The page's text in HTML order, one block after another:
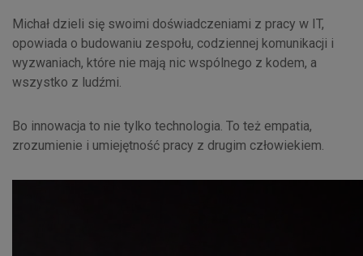
Michał dzieli się swoimi doświadczeniami z pracy w IT,
opowiada o budowaniu zespołu, codziennej komunikacji i
wyzwaniach, które nie mają nic wspólnego z kodem, a
wszystko z ludźmi.
Bo innowacja to nie tylko technologia. To też empatia,
zrozumienie i umiejętność pracy z drugim człowiekiem.